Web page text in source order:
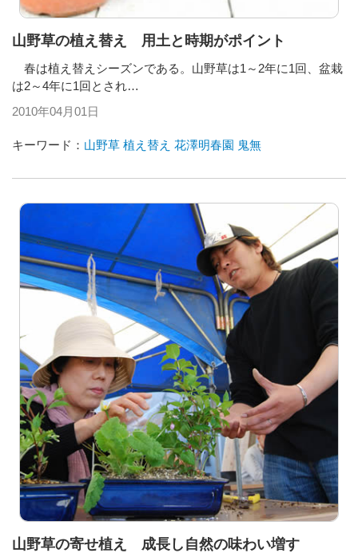
山野草の植え替え 用土と時期がポイント
春は植え替えシーズンである。山野草は1～2年に1回、盆栽
は2～4年に1回とされ…
2010年04月01日
キーワード： 山野草 植え替え 花澤明春園 鬼無
山野草の寄せ植え 成長し自然の味わい増す